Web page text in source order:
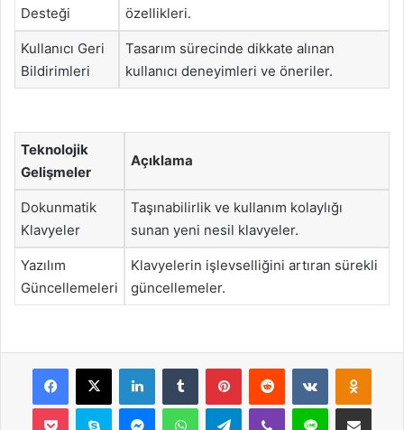
Desteği
özellikleri.
Kullanıcı Geri
Bildirimleri
Tasarım sürecinde dikkate alınan
kullanıcı deneyimleri ve öneriler.
Teknolojik
Gelişmeler
Açıklama
Dokunmatik
Klavyeler
Taşınabilirlik ve kullanım kolaylığı
sunan yeni nesil klavyeler.
Yazılım
Güncellemeleri
Klavyelerin işlevselliğini artıran sürekli
güncellemeler.
Facebook
X LinkedInTumblr PinterestReddit VKontakte
Pocket Skype MessengerWhatsAppTelegramViber Line E-Posta ile